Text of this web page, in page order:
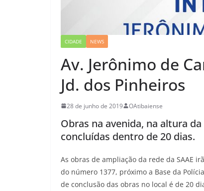
CIDADE NEWS
Av. Jerônimo de
Jd. dos Pinheiros
28 de junho de 2019 OAtibaiense
Obras na avenida, na altura
concluídas dentro de 20 dias.
As obras de ampliação da rede da SAAE
do número 1377, próximo a Base da
de conclusão das obras no local é de 20